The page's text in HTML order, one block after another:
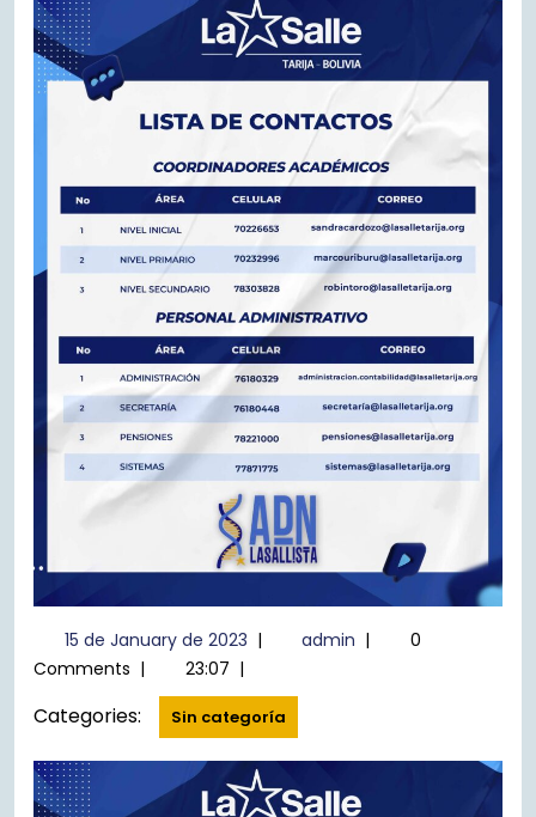
15 de January de 202315
de
2023
| admin admin
|
0
Comments | 23:07 |
Categories: Sin categoría